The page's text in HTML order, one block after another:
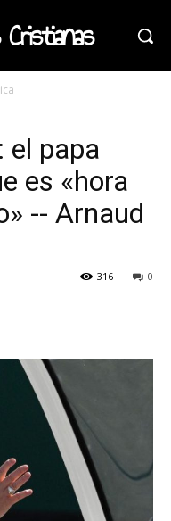
el papa
es «hora
-- Arnaud
0
316